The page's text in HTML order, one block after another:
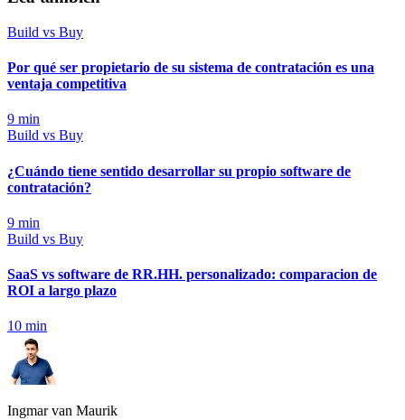
Build vs Buy
Por qué ser propietario de su sistema de contratación es una
ventaja competitiva
9 min
Build vs Buy
¿Cuándo tiene sentido desarrollar su propio software de
contratación?
9 min
Build vs Buy
SaaS vs software de RR.HH. personalizado: comparacion de
ROI a largo plazo
10 min
Ingmar van Maurik